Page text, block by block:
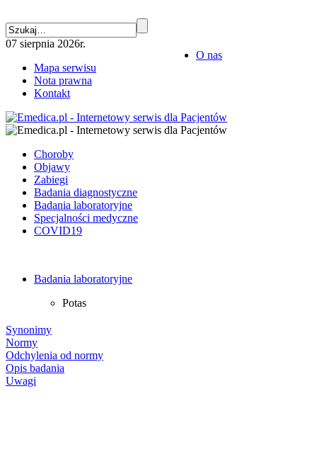
07 sierpnia 2026r.
O nas
Mapa serwisu
Nota prawna
Kontakt
Choroby
Objawy
Zabiegi
Badania diagnostyczne
Badania laboratoryjne
Specjalności medyczne
COVID19
Badania laboratoryjne
Potas
Synonimy
Normy
Odchylenia od normy
Opis badania
Uwagi